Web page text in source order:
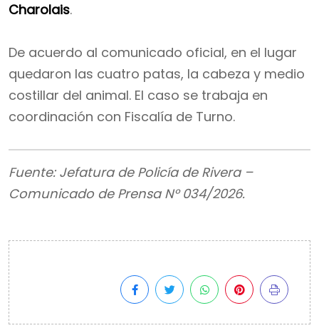
Charolais.
De acuerdo al comunicado oficial, en el lugar
quedaron las cuatro patas, la cabeza y medio
costillar del animal. El caso se trabaja en
coordinación con Fiscalía de Turno.
Fuente: Jefatura de Policía de Rivera –
Comunicado de Prensa N° 034/2026.